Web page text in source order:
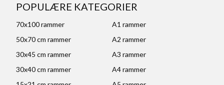
POPULÆRE KATEGORIER
70x100 rammer
A1 rammer
50x70 cm rammer
A2 rammer
30x45 cm rammer
A3 rammer
30x40 cm rammer
A4 rammer